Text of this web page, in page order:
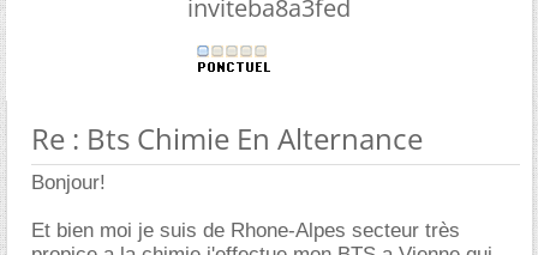
inviteba8a3fed
Re : Bts Chimie En Alternance
Bonjour!
Et bien moi je suis de Rhone-Alpes secteur très